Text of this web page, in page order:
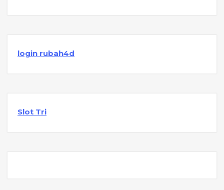
login rubah4d
Slot Tri